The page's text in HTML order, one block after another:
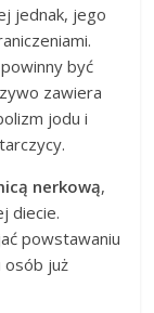
jednak, jego
powinny być
zawiera
jodu i
nerkową,
diecie.
powstawaniu
osób już